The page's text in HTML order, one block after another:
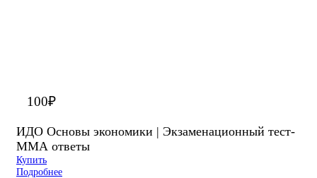
100₽
ИДО Основы экономики | Экзаменационный тест-
ММА ответы
Купить
Подробнее